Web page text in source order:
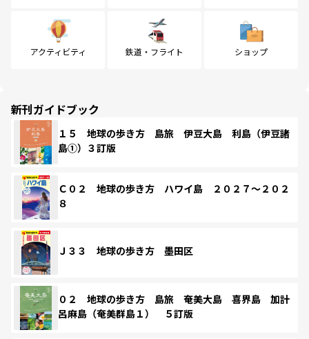
アクティビティ 鉄道・フライト ショップ
新刊ガイドブック
１５ 地球の歩き方 島旅 伊豆大島 利島（伊豆諸
島①）３訂版
Ｃ０２ 地球の歩き方 ハワイ島 ２０２７～２０２
８
Ｊ３３ 地球の歩き方 墨田区
０２ 地球の歩き方 島旅 奄美大島 喜界島 加計
呂麻島（奄美群島１） ５訂版